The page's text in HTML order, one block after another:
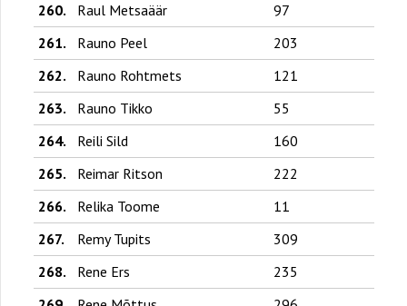
260.
Raul Metsaäär
97
261.
Rauno Peel
203
262.
Rauno Rohtmets
121
263.
Rauno Tikko
55
264.
Reili Sild
160
265.
Reimar Ritson
222
266.
Relika Toome
11
267.
Remy Tupits
309
268.
Rene Ers
235